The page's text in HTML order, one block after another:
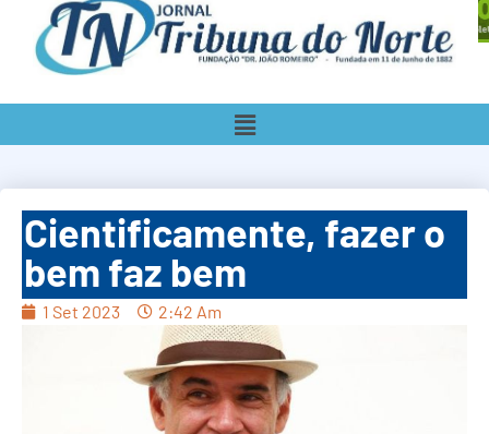
Cientificamente, fazer o
bem faz bem
1 Set 2023 2:42 Am